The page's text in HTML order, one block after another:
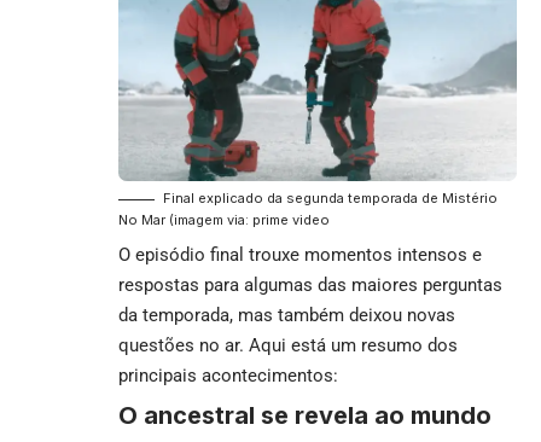
Final explicado da segunda temporada de Mistério
No Mar (imagem via: prime video
O episódio final trouxe momentos intensos e
respostas para algumas das maiores perguntas
da temporada, mas também deixou novas
questões no ar. Aqui está um resumo dos
principais acontecimentos:
O ancestral se revela ao mundo